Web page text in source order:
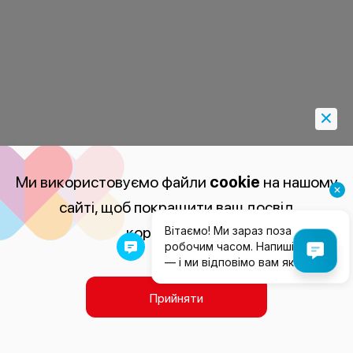
Ми використовуємо файли cookie на нашому
сайті, щоб покращити ваш досвід
користування.
Прийняти